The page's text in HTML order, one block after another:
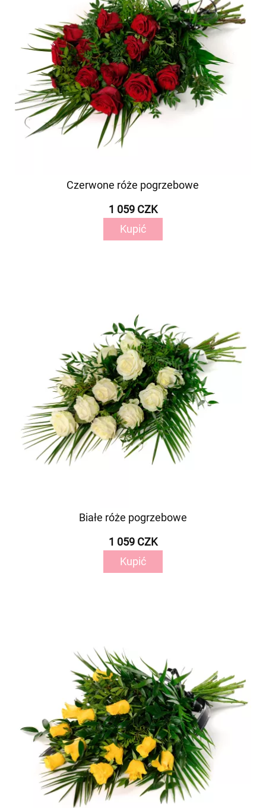
Czerwone róże pogrzebowe
1 059 CZK
Kupić
Białe róże pogrzebowe
1 059 CZK
Kupić